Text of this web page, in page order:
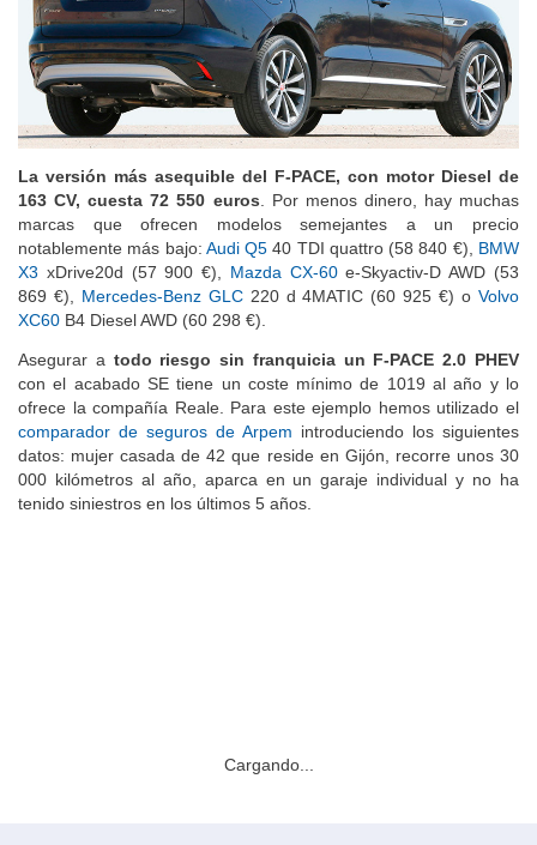
La versión más asequible del F-PACE, con motor Diesel de
163 CV, cuesta 72 550 euros. Por menos dinero, hay muchas
marcas que ofrecen modelos semejantes a un precio
notablemente más bajo: Audi Q5 40 TDI quattro (58 840 €), BMW
X3 xDrive20d (57 900 €), Mazda CX-60e-Skyactiv-D AWD (53
869 €), Mercedes-Benz GLC220 d 4MATIC (60 925 €) oVolvo
XC60 B4 Diesel AWD (60 298 €).
Asegurar a todo riesgo sin franquicia un F-PACE 2.0 PHEV
con el acabado SE tiene un coste mínimo de 1019 al año y lo
ofrece la compañía Reale. Para este ejemplo hemos utilizado el
comparador de seguros de Arpem introduciendo los siguientes
datos: mujer casada de 42 que reside en Gijón, recorre unos 30
000 kilómetros al año, aparca en un garaje individual y no ha
tenido siniestros en los últimos 5 años.
Cargando...